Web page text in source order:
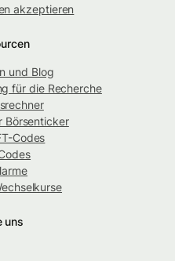
akzeptieren
und Blog
für die Recherche
Börsenticker
Codes
uns